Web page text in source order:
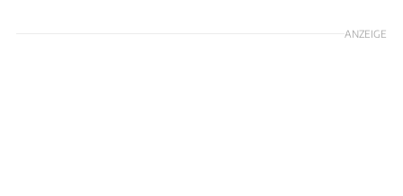
ANZEIGE